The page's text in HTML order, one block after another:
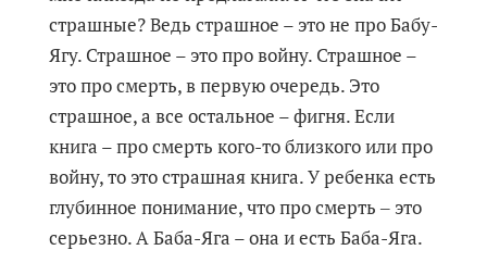
страшные? Ведь страшное – это не про Бабу-
Ягу. Страшное – это про войну. Страшное –
это про смерть, в первую очередь. Это
страшное, а все остальное – фигня. Если
книга – про смерть кого-то близкого или про
войну, то это страшная книга. У ребенка есть
глубинное понимание, что про смерть ‒ это
серьезно. А Баба-Яга – она и есть Баба-Яга.